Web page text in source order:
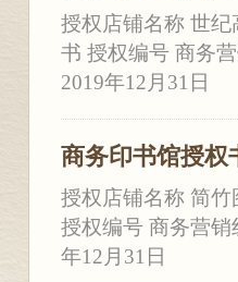
授权店铺名称 世
书 授权编号 商务
2019年12月31日
商务印书馆授权
授权店铺名称 简
授权编号 商务营
年12月31日